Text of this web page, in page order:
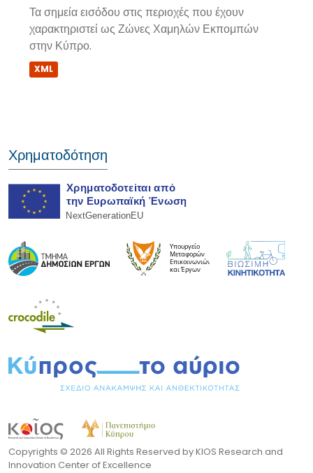
Τα σημεία εισόδου στις περιοχές που έχουν
χαρακτηριστεί ως Ζώνες Χαμηλών Εκπομπών
στην Κύπρο.
XML
Χρηματοδότηση
Copyrights © 2026 All Rights Reserved by KIOS Research and
Innovation Center of Excellence